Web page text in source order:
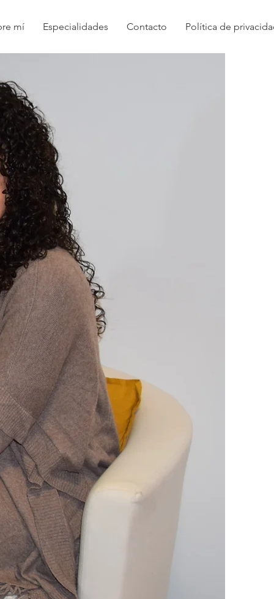
mí Especialidades Contacto Política de